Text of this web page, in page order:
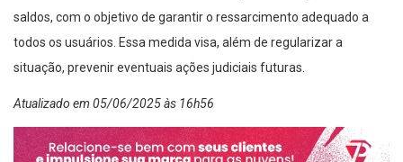
saldos, com o objetivo de garantir o ressarcimento adequado a
todos os usuários. Essa medida visa, além de regularizar a
situação, prevenir eventuais ações judiciais futuras.
Atualizado em 05/06/2025 às 16h56